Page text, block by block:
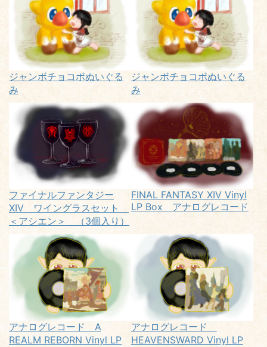
ジャンボチョコボぬいぐる
み
ジャンボチョコボぬいぐる
み
ファイナルファンタジー
XIV ワイングラスセット
＜アシエン＞ （3個入り）
FINAL FANTASY XIV Vinyl
LP Box アナログレコード
アナログレコード A
REALM REBORN Vinyl LP
アナログレコード
HEAVENSWARD Vinyl LP